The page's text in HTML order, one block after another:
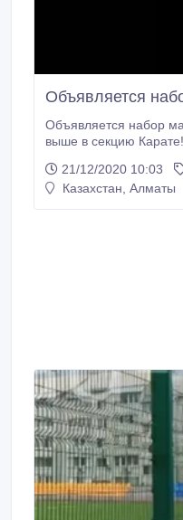
Объявляется
Объявляется набор
выше в секцию
соревнования!.
21/12/2020 10:03
Казахстан, Алматы